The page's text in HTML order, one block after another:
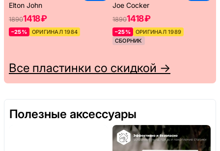
Elton John
18901418 ₽
–25% ОРИГИНАЛ 1984
Joe Cocker
18901418 ₽
–25%
ОРИГИНАЛ 1989
СБОРНИК
Все пластинки со скидкой →
Полезные аксессуары